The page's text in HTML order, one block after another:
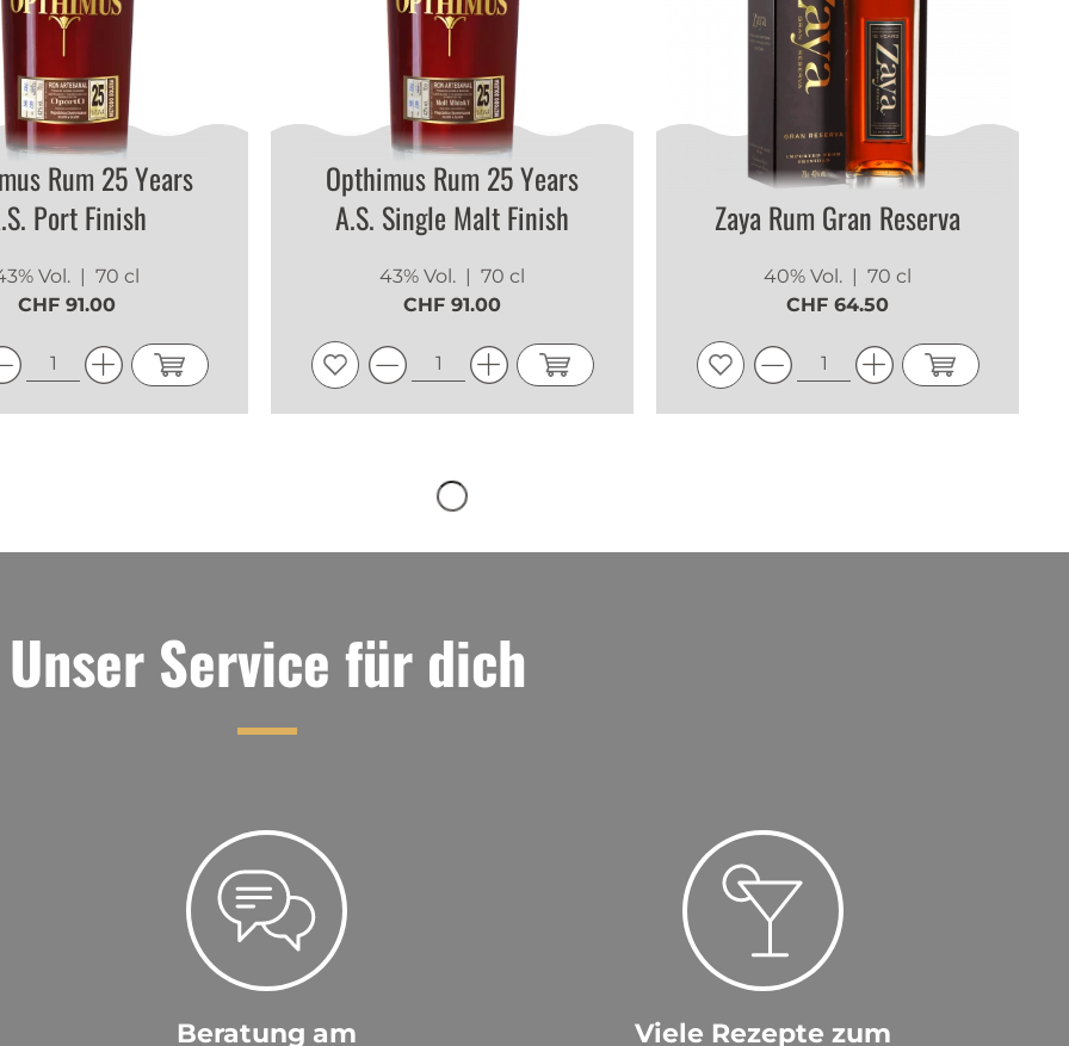
Rum 25 Years
Port Finish
Vol. | 70 cl
CHF 91.00
Opthimus Rum 25 Years
A.S. Single Malt Finish
43% Vol. | 70 cl
CHF 91.00
Zaya Rum Gran Reserva
40% Vol. | 70 cl
CHF 64.50
Unser Service für dich
Beratung am
Viele Rezepte zum